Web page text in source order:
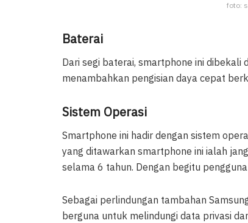
foto:
Baterai
Dari segi baterai, smartphone ini dibekali
menambahkan pengisian daya cepat
Sistem Operasi
Smartphone ini hadir dengan sistem
yang ditawarkan smartphone ini ialah
selama 6 tahun. Dengan begitu
Sebagai perlindungan tambahan
berguna untuk melindungi data privasi